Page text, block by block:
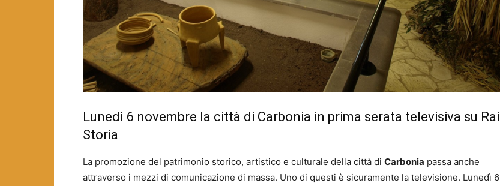
Lunedì 6 novembre la città di Carbonia in prima serata televisiva su Rai
Storia
La promozione del patrimonio storico, artistico e culturale della città di Carbonia passa anche
attraverso i mezzi di comunicazione di massa. Uno di questi è sicuramente la televisione. Lunedì 6